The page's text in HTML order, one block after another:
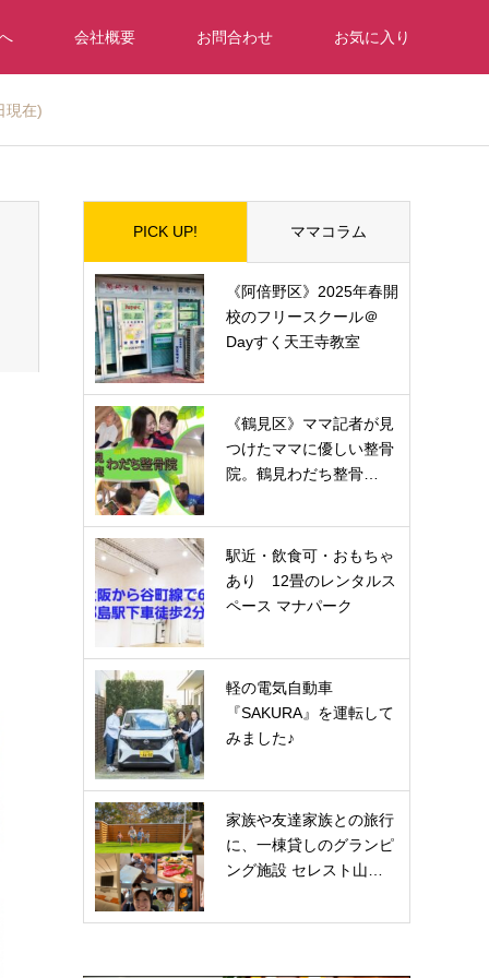
会社概要 お問合わせ お気に入り
現在)
PICK UP! ママコラム
《阿倍野区》2025年春開
校のフリースクール＠
Dayすく天王寺教室
《鶴見区》ママ記者が見
つけたママに優しい整骨
院。鶴見わだち整骨…
駅近・飲食可・おもちゃ
あり 12畳のレンタルス
ペース マナパーク
軽の電気自動車
『SAKURA』を運転して
みました♪
家族や友達家族との旅行
に、一棟貸しのグランピ
ング施設 セレスト山…